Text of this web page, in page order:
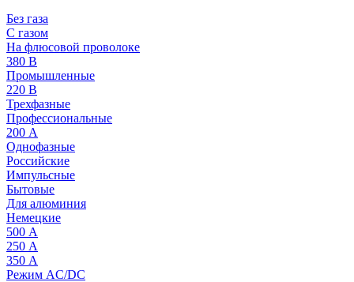
Без газа
С газом
На флюсовой проволоке
380 В
Промышленные
220 В
Трехфазные
Профессиональные
200 А
Однофазные
Российские
Импульсные
Бытовые
Для алюминия
Немецкие
500 А
250 А
350 А
Режим AC/DC